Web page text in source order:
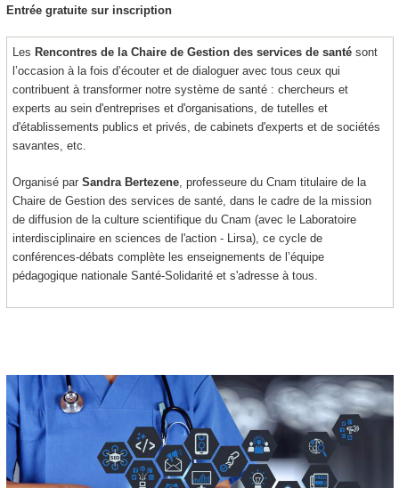
Entrée gratuite sur inscription
Les Rencontres de la Chaire de Gestion des services de santé sont
l’occasion à la fois d’écouter et de dialoguer avec tous ceux qui
contribuent à transformer notre système de santé : chercheurs et
experts au sein d'entreprises et d'organisations, de tutelles et
d'établissements publics et privés, de cabinets d'experts et de sociétés
savantes, etc.
Organisé par Sandra Bertezene , professeure du Cnam titulaire de la
Chaire de Gestion des services de santé, dans le cadre de la mission
de diffusion de la culture scientifique du Cnam (avec le Laboratoire
interdisciplinaire en sciences de l'action - Lirsa), ce cycle de
conférences-débats complète les enseignements de l’équipe
pédagogique nationale Santé-Solidarité et s'adresse à tous.